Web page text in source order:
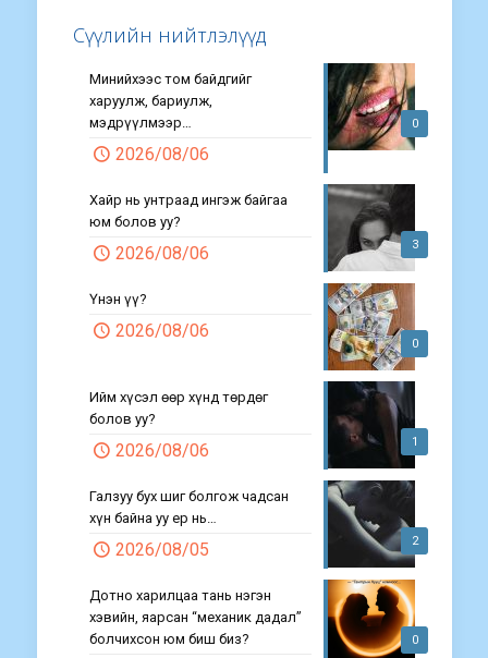
Сүүлийн нийтлэлүүд
0
Минийхээс том байдгийг
харуулж, бариулж,
мэдрүүлмээр…
2026/08/06
3
Хайр нь унтраад ингэж байгаа
юм болов уу?
2026/08/06
0
Үнэн үү?
2026/08/06
1
Ийм хүсэл өөр хүнд төрдөг
болов уу?
2026/08/06
2
Галзуу бух шиг болгож чадсан
хүн байна уу ер нь…
2026/08/05
0
Дотно харилцаа тань нэгэн
хэвийн, яарсан “механик дадал”
болчихсон юм биш биз?